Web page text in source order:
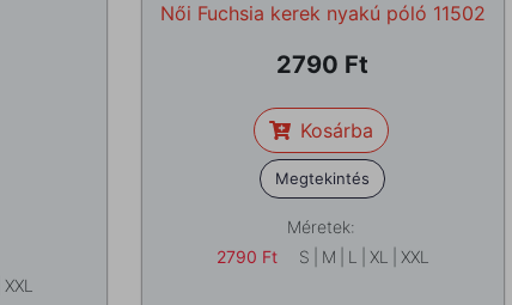
XXL
Női Fuchsia kerek nyakú póló 11502
2790
Kosárba
Megtekintés
Méretek:
2790 Ft S M L XL XXL